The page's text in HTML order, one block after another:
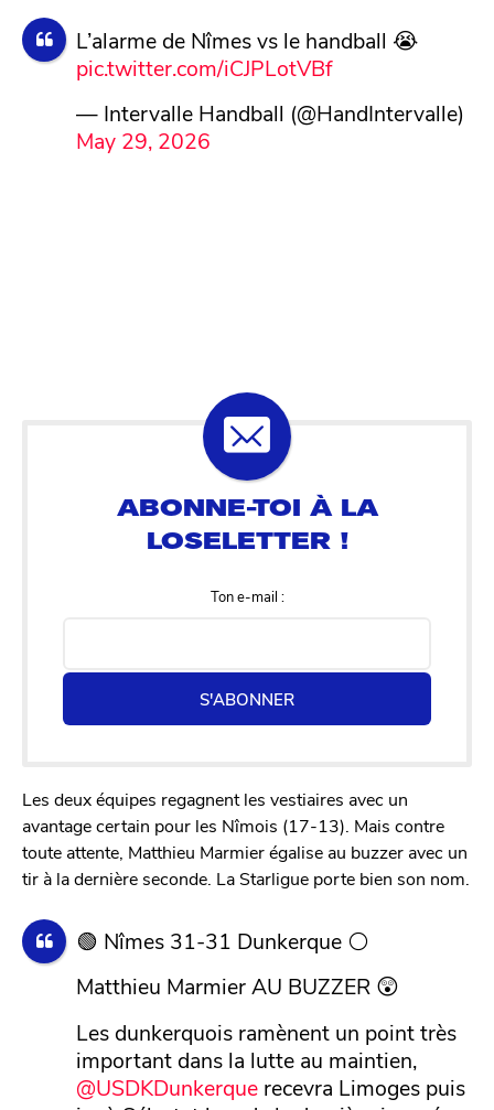
L’alarme de Nîmes vs le handball 😭
pic.twitter.com/iCJPLotVBf
— Intervalle Handball (@HandIntervalle)
May 29, 2026
Ton e-mail :
S'ABONNER
Les deux équipes regagnent les vestiaires avec un
avantage certain pour les Nîmois (17-13). Mais contre
toute attente, Matthieu Marmier égalise au buzzer avec un
tir à la dernière seconde. La Starligue porte bien son nom.
🟢 Nîmes 31-31 Dunkerque ⚪️
Matthieu Marmier AU BUZZER 😲
Les dunkerquois ramènent un point très
important dans la lutte au maintien,
@USDKDunkerquerecevra Limoges puis